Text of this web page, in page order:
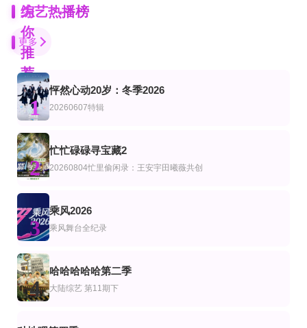
为
你
推
荐
已完结
越策越开心2008
第5期
南极巨龙大战
第3期
财富酒店第一季
更新至20260715第30期
开播吧！青春采销2026
杜华,马天宇,柳岩
第2集
伊抹风味
AI春晚
“国潮奔AI马跃山河”
爱情岛(美国版)第八季
Ariana·Madix,Ciara·Miller,Tefi·Pessoa
香港小姐湘遇记
汤盈盈,黄嘉雯,陈懿德
我遇见的精神病态者
全炫茂 曺圭贤 许龄智 nucksal
更新至07集
深夜怪谈会6
已完结 共8期
艾玛威利斯：接生婴儿第一季
Emma Willis,Shaun Parkes
正片
第十六届北京国际电影节颁奖典
朱丽叶·比诺什,毕赣,陈英雄,加布里埃尔·马斯卡罗,张小斐
综艺热播榜
更多
1
怦然心动20岁：冬季2026
20260607特辑
2
忙忙碌碌寻宝藏2
20260804忙里偷闲录：王安宇田曦薇共创
3
乘风2026
乘风舞台全纪录
4
哈哈哈哈哈第二季
大陆综艺 第11期下